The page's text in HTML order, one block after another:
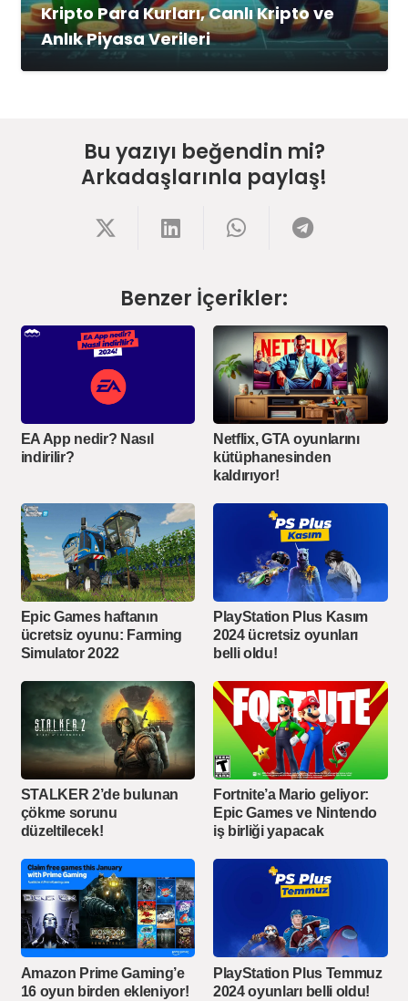
Kripto Para Kurları, Canlı Kripto ve
Anlık Piyasa Verileri
Bu yazıyı beğendin mi?
Arkadaşlarınla paylaş!
Benzer İçerikler:
EA App nedir? Nasıl
indirilir?
Netflix, GTA oyunlarını
kütüphanesinden
kaldırıyor!
Epic Games haftanın
ücretsiz oyunu: Farming
Simulator 2022
PlayStation Plus Kasım
2024 ücretsiz oyunları
belli oldu!
STALKER 2’de bulunan
çökme sorunu
düzeltilecek!
Fortnite’a Mario geliyor:
Epic Games ve Nintendo
iş birliği yapacak
Amazon Prime Gaming’e
16 oyun birden ekleniyor!
PlayStation Plus Temmuz
2024 oyunları belli oldu!